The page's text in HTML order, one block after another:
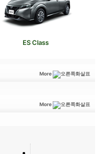
ES Class
More
More